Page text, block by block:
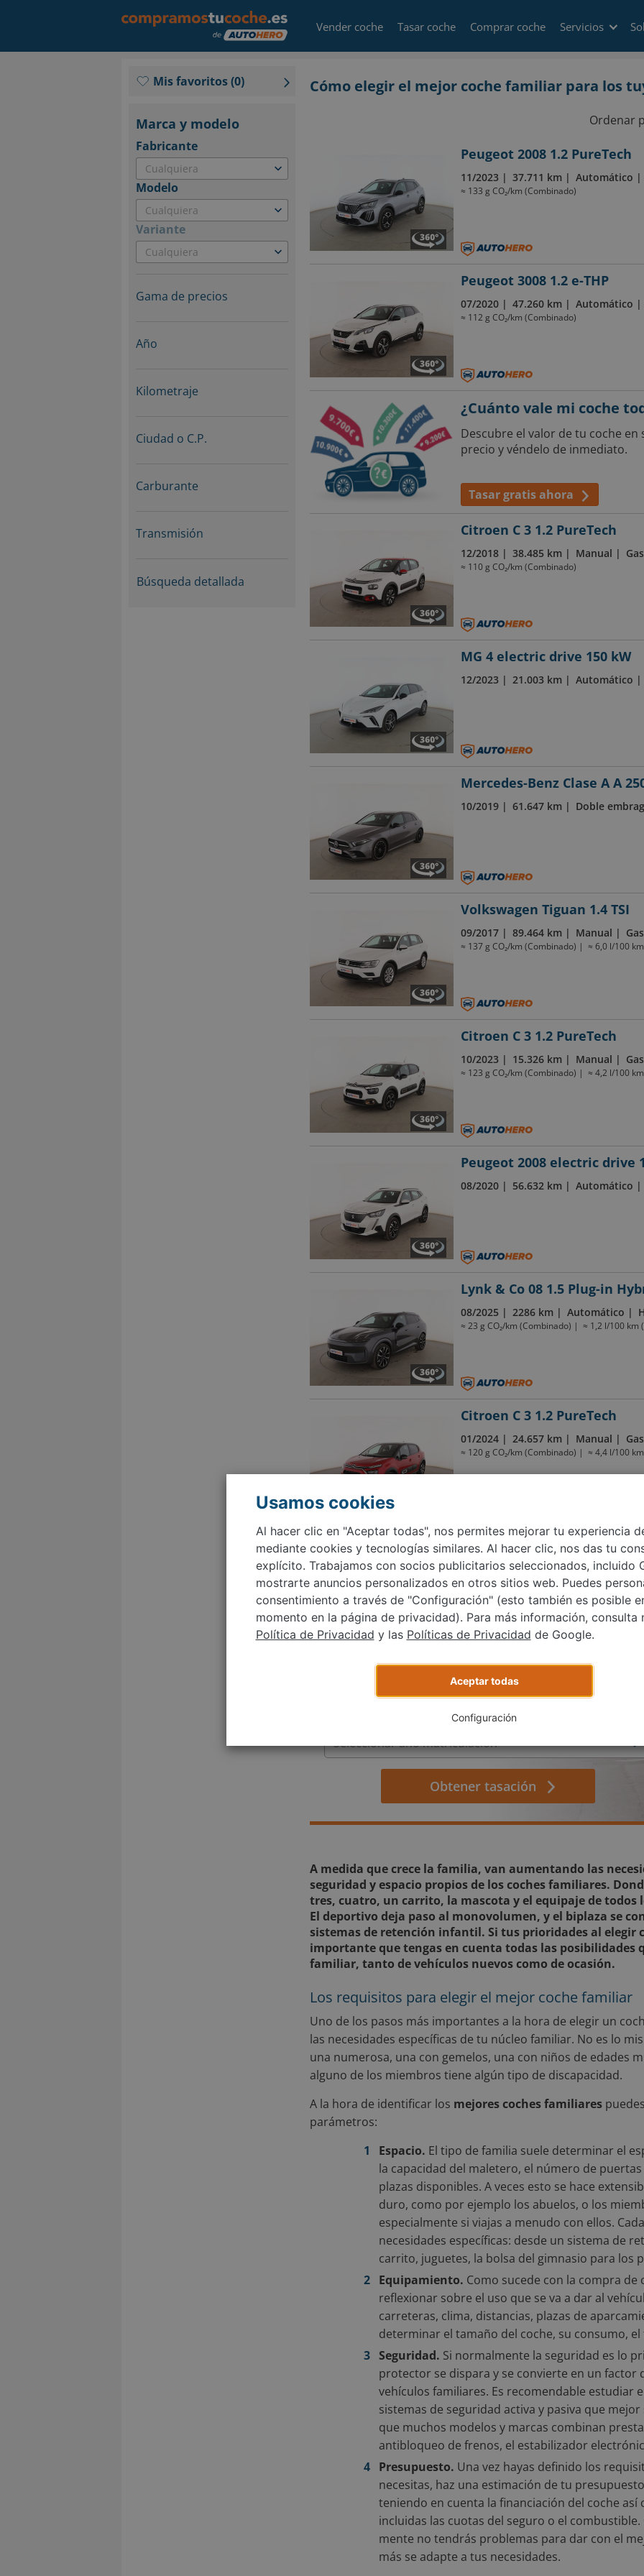
Vender coche Tasar coche Comprar coche Servicios
Cómo elegir el mejor coche familiar para los
Ordenar
Peugeot 2008 1.2 PureTech
11/2023 37.711 km Automático
≈ 133 g CO₂/km (Combinado)
Peugeot 3008 1.2 e-THP
07/2020 47.260 km Automático
≈ 112 g CO₂/km (Combinado)
¿Cuánto vale mi coche
Descubre el valor de tu coche
precio y véndelo de inmediato.
Tasar gratis ahora
Citroen C 3 1.2 PureTech
12/2018 38.485 km Manual
≈ 110 g CO₂/km (Combinado)
MG 4 electric drive 150 kW
12/2023 21.003 km Automático
Mercedes-Benz Clase A A
10/2019 61.647 km Doble
Volkswagen Tiguan 1.4 TSI
09/2017 89.464 km Manual
≈ 137 g CO₂/km (Combinado) ≈ 6,0 l/100
Citroen C 3 1.2 PureTech
10/2023 15.326 km Manual
≈ 123 g CO₂/km (Combinado) ≈ 4,2 l/100
Peugeot 2008 electric drive
08/2020 56.632 km Automático
Lynk & Co 08 1.5 Plug-in
08/2025 2286 km Automático
≈ 23 g CO₂/km (Combinado) ≈ 1,2 l/100 km
Citroen C 3 1.2 PureTech
01/2024 24.657 km Manual
≈ 120 g CO₂/km (Combinado) ≈ 4,4 l/100
Anterior 1 2 3 4 5 …
Compramos tu coche
Tasa tu coche gratis, reserva una cita, vende tu coche de forma
rápida y fácil.
Obtener tasación
A medida que crece la familia, van aumentando las
seguridad y espacio propios de los coches familiares.
tres, cuatro, un carrito, la mascota y el equipaje de
El deportivo deja paso al monovolumen, y el biplaza se
sistemas de retención infantil. Si tus prioridades al elegir
importante que tengas en cuenta todas las posibilidades
familiar, tanto de vehículos nuevos como de ocasión.
Los requisitos para elegir el mejor coche familiar
Uno de los pasos más importantes a la hora de elegir un
las necesidades específicas de tu núcleo familiar. No es lo
una numerosa, una con gemelos, una con niños de edades
alguno de los miembros tiene algún tipo de discapacidad.
A la hora de identificar los mejores coches familiares
parámetros:
Espacio. El tipo de familia suele determinar el
la capacidad del maletero, el número de
plazas disponibles. A veces esto se hace
duro, como por ejemplo los abuelos, o los
especialmente si viajas a menudo con ellos.
necesidades específicas: desde un sistema de
carrito, juguetes, la bolsa del gimnasio para los
Equipamiento. Como sucede con la compra
reflexionar sobre el uso que se va a dar al
carreteras, clima, distancias, plazas de
determinar el tamaño del coche, su consumo,
Seguridad. Si normalmente la seguridad es lo
protector se dispara y se convierte en un factor
vehículos familiares. Es recomendable estudiar
sistemas de seguridad activa y pasiva que
que muchos modelos y marcas combinan
antibloqueo de frenos, el estabilizador
Presupuesto. Una vez hayas definido los
necesitas, haz una estimación de tu
teniendo en cuenta la financiación del coche así
incluidas las cuotas del seguro o el
mente no tendrás problemas para dar con el
más se adapte a tus necesidades.
Mis favoritos(0)
Marca y modelo
Fabricante
Cualquiera
Modelo
Cualquiera
Variante
Cualquiera
Gama de precios
Año
Kilometraje
Ciudad o C.P.
Carburante
Transmisión
Búsqueda detallada
Usamos cookies
Al hacer clic en "Aceptar todas", nos permites mejorar tu experiencia
mediante cookies y tecnologías similares. Al hacer clic, nos das tu
explícito. Trabajamos con socios publicitarios seleccionados, incluido
mostrarte anuncios personalizados en otros sitios web. Puedes
consentimiento a través de "Configuración" (esto también es posible
momento en la página de privacidad). Para más información, consulta
Política de Privacidad y las Políticas de Privacidad de Google.
Aceptar todas
Configuración